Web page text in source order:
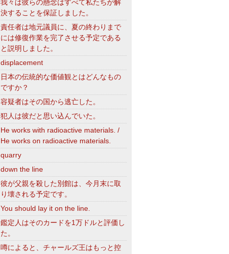
我々は彼らの懸念はすべて私たちが解
決することを保証しました。
責任者は地元議員に、夏の終わりまで
には修復作業を完了させる予定である
と説明しました。
displacement
日本の伝統的な価値観とはどんなもの
ですか？
容疑者はその国から逃亡した。
犯人は彼だと思い込んでいた。
He works with radioactive materials. /
He works on radioactive materials.
quarry
down the line
彼が父親を殺した別館は、今月末に取
り壊される予定です。
You should lay it on the line.
鑑定人はそのカードを1万ドルと評価し
た。
噂によると、チャールズ王はもっと控